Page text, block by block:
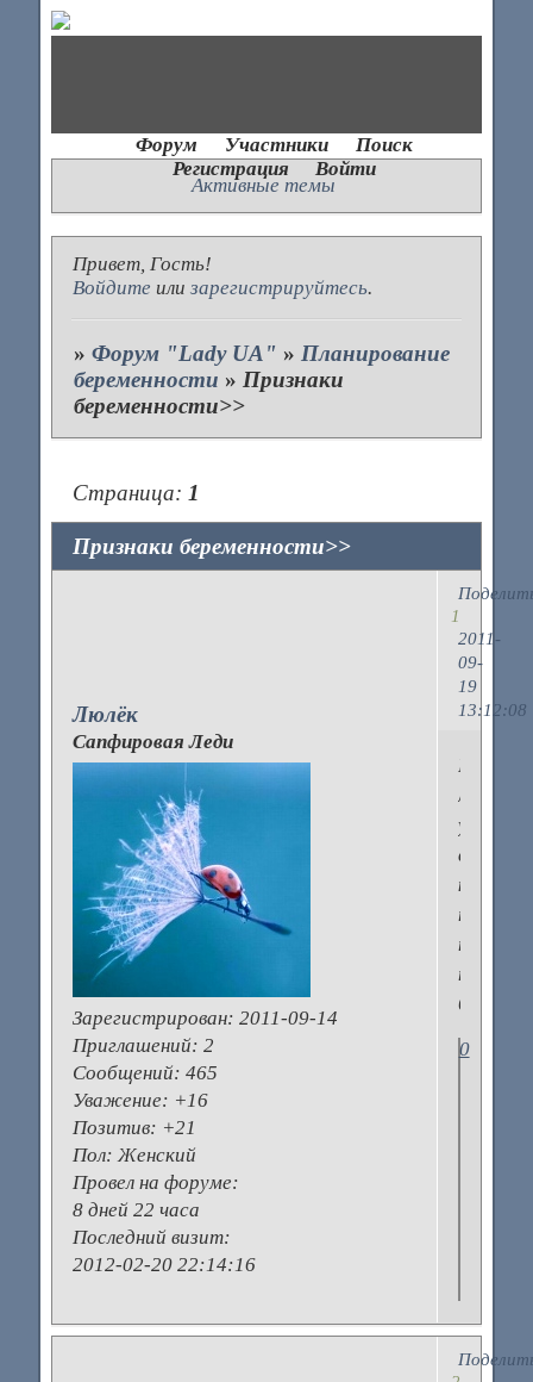
Форум Участники
Поиск
Регистрация
Войти
Активные темы
Привет, Гость!
Войдите или зарегистрируйтесь.
»Форум "Lady UA" » Планирование
беременности » Признаки
беременности>>
Признаки беременности>>
Страница:1
1
2011-
09-
19
13:12:08
Люлёк
Сапфировая Леди
Зарегистрирован: 2011-09-14
Приглашений: 2
Сообщений: 465
Уважение: +16
Позитив: +21
Пол: Женский
Провел на форуме:
8 дней 22 часа
Последний визит:
2012-02-20 22:14:16
Были
ли
у
вас
какие-
то
первые
0